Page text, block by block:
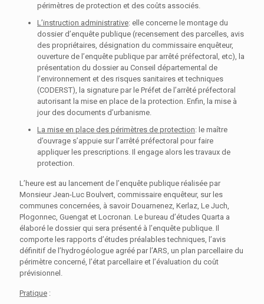
périmètres de protection et des coûts associés.
L’instruction administrative: elle concerne le montage du
dossier d’enquête publique (recensement des parcelles, avis
des propriétaires, désignation du commissaire enquêteur,
ouverture de l’enquête publique par arrêté préfectoral, etc), la
présentation du dossier au Conseil départemental de
l’environnement et des risques sanitaires et techniques
(CODERST), la signature par le Préfet de l’arrêté préfectoral
autorisant la mise en place de la protection. Enfin, la mise à
jour des documents d’urbanisme.
La mise en place des périmètres de protection: le maître
d’ouvrage s’appuie sur l’arrêté préfectoral pour faire
appliquer les prescriptions. Il engage alors les travaux de
protection.
L’heure est au lancement de l’enquête publique réalisée par
Monsieur Jean-Luc Boulvert, commissaire enquêteur, sur les
communes concernées, à savoir Douarnenez, Kerlaz, Le Juch,
Plogonnec, Guengat et Locronan. Le bureau d’études Quarta a
élaboré le dossier qui sera présenté à l’enquête publique. Il
comporte les rapports d’études préalables techniques, l’avis
définitif de l’hydrogéologue agréé par l’ARS, un plan parcellaire du
périmètre concerné, l’état parcellaire et l’évaluation du coût
prévisionnel.
Pratique :